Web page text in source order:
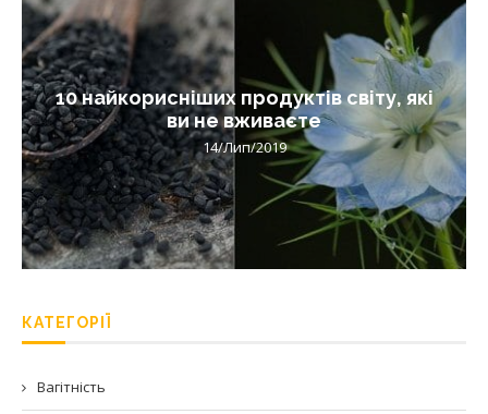
10 найкорисніших продуктів світу, які
ви не вживаєте
14/Лип/2019
КАТЕГОРІЇ
Вагітність